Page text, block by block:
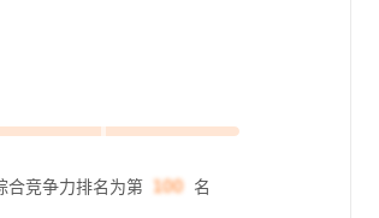
合竞争力排名为第 名